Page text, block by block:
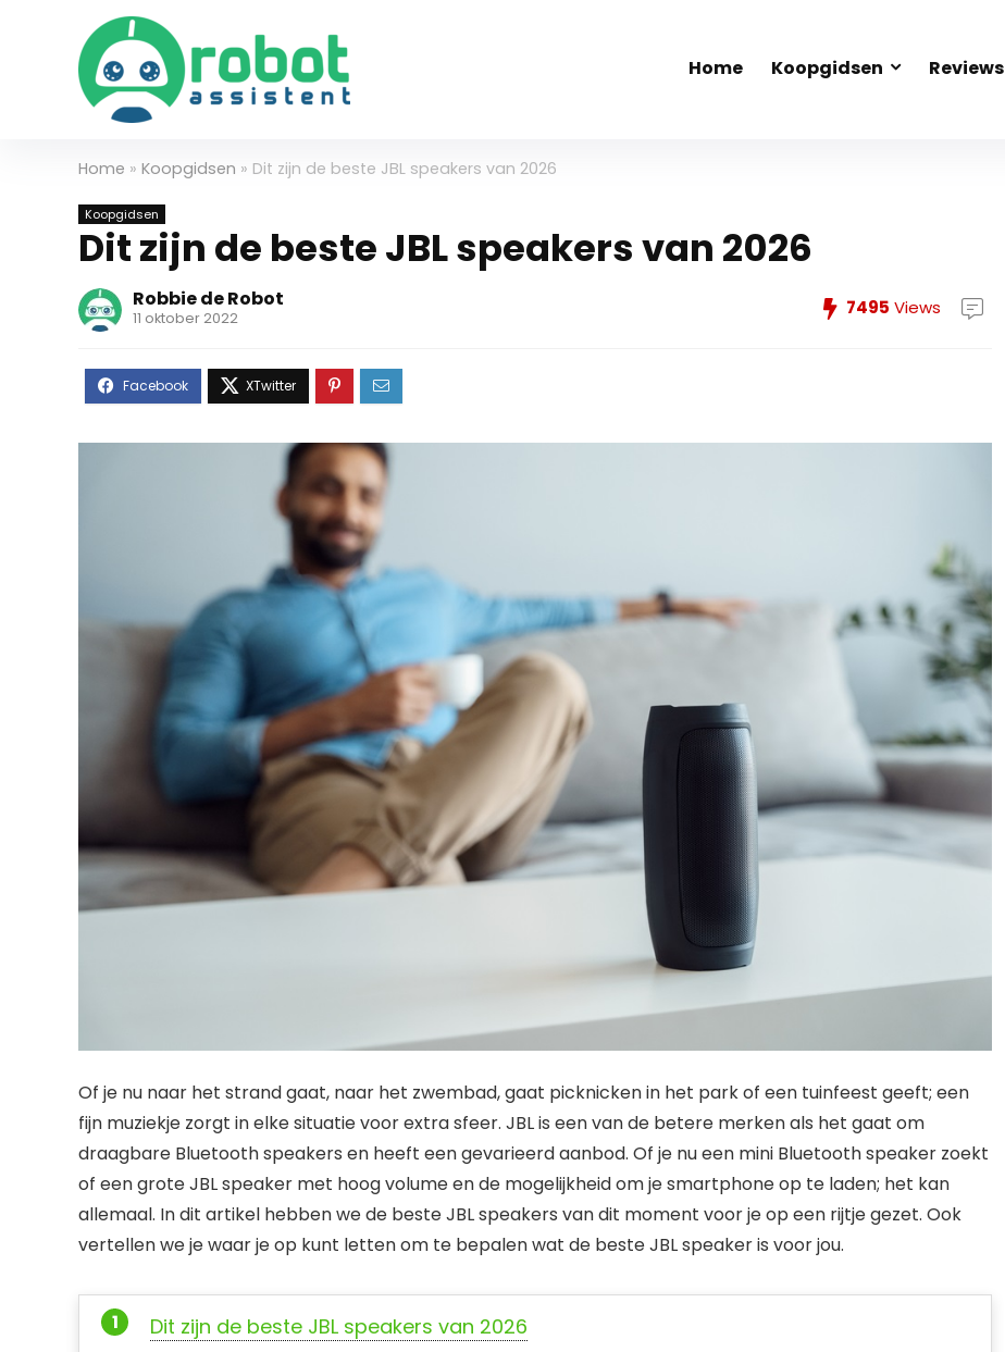
Home Koopgidsen Reviews
Home » Koopgidsen » Dit zijn de beste JBL speakers van 2026
Koopgidsen
Dit zijn de beste JBL speakers van 2026
Robbie de Robot
11 oktober 2022 7495 Views
Of je nu naar het strand gaat, naar het zwembad, gaat picknicken in het park of een tuinfeest geeft; een
fijn muziekje zorgt in elke situatie voor extra sfeer. JBL is een van de betere merken als het gaat om
draagbare Bluetooth speakers en heeft een gevarieerd aanbod. Of je nu een mini Bluetooth speaker zoekt
of een grote JBL speaker met hoog volume en de mogelijkheid om je smartphone op te laden; het kan
allemaal. In dit artikel hebben we de beste JBL speakers van dit moment voor je op een rijtje gezet. Ook
vertellen we je waar je op kunt letten om te bepalen wat de beste JBL speaker is voor jou.
Dit zijn de beste JBL speakers van 2026